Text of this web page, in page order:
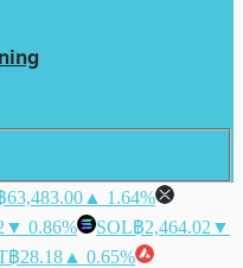
63,483.00 ▲ 1.64%
▼ 0.86% SOL฿2,464.02 ▼
฿28.18 ▲ 0.65%